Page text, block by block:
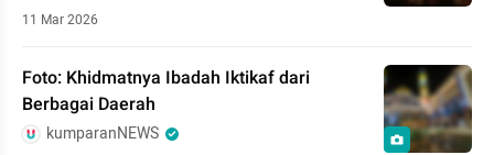
11 Mar 2026
Foto: Khidmatnya Ibadah Iktikaf dari
Berbagai Daerah
kumparanNEWS